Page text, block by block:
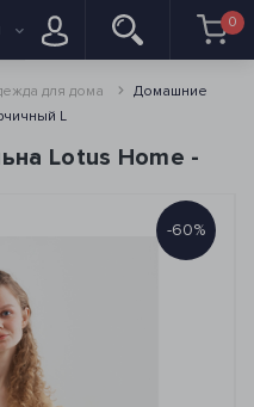
0
для дома
Домашние
L
Lotus Home -
-60%